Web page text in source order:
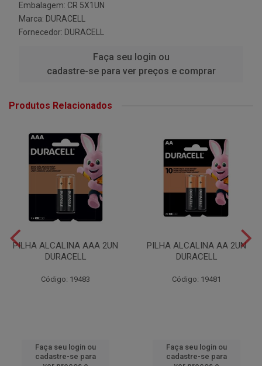
Embalagem: CR 5X1UN
Marca: DURACELL
Fornecedor: DURACELL
Faça seu login ou
cadastre-se para ver preços e comprar
Produtos Relacionados
PILHA ALCALINA AAA 2UN
DURACELL
Código: 19483
Faça seu login ou
cadastre-se para
PILHA ALCALINA AA 2UN
DURACELL
Código: 19481
Faça seu login ou
cadastre-se para